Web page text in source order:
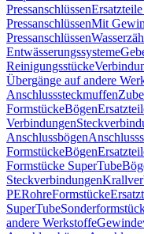
Pressanschlüssen
PressanschlüssenMit
Pressanschlüssen
Entwässerungssysteme
Reinigungsstücke
Übergänge auf andere
Anschlusssteckmuffen
FormstückeBögen
Verbindungen
Anschlussbögen
FormstückeBögen
Formstücke SuperTube
Steckverbindungen
PERohreFormstücke
SuperTube
andere Werkstoffe